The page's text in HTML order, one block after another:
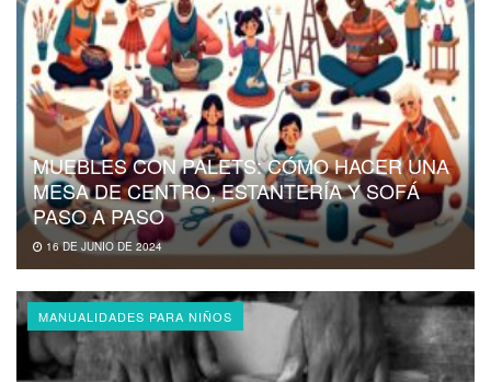
MUEBLES CON PALETS: CÓMO HACER UNA
MESA DE CENTRO, ESTANTERÍA Y SOFÁ
PASO A PASO
16 DE JUNIO DE 2024
MANUALIDADES PARA NIÑOS